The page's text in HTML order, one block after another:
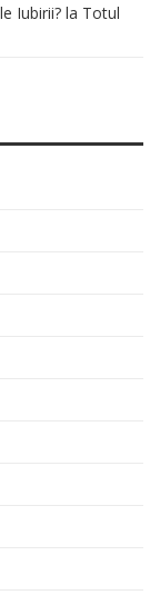
Iubirii? la Totul